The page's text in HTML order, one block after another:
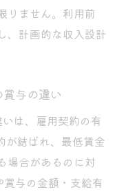
りません。利用前
、計画的な収入設計
与の違い
は、雇用契約の有
が結ばれ、最低賃金
場合があるのに対
与の金額・支給有